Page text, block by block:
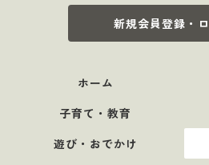
新規会員登録・
ホーム
子育て・教育
遊び・おでかけ